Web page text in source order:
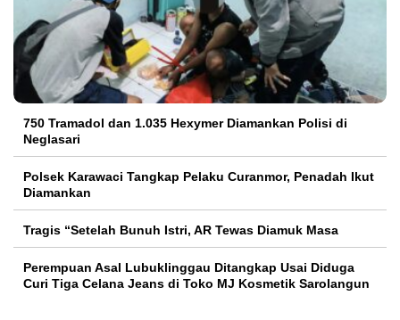
750 Tramadol dan 1.035 Hexymer Diamankan Polisi di
Neglasari
Polsek Karawaci Tangkap Pelaku Curanmor, Penadah Ikut
Diamankan
Tragis “Setelah Bunuh Istri, AR Tewas Diamuk Masa
Perempuan Asal Lubuklinggau Ditangkap Usai Diduga
Curi Tiga Celana Jeans di Toko MJ Kosmetik Sarolangun